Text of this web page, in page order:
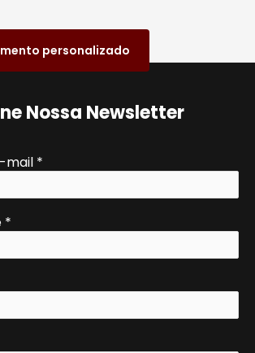
personalizado
Nossa Newsletter
mail *
*